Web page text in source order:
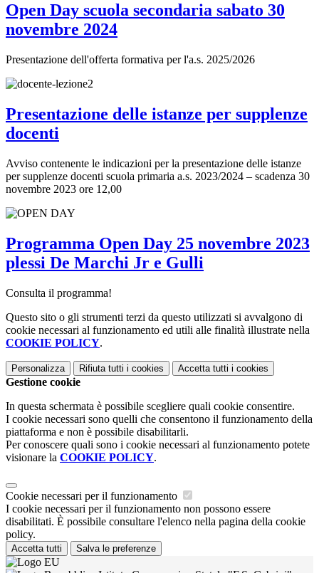
Open Day scuola secondaria sabato 30
novembre 2024
Presentazione dell'offerta formativa per l'a.s. 2025/2026
Presentazione delle istanze per supplenze
docenti
Avviso contenente le indicazioni per la presentazione delle istanze
per supplenze docenti scuola primaria a.s. 2023/2024 – scadenza 30
novembre 2023 ore 12,00
Programma Open Day 25 novembre 2023
plessi De Marchi Jr e Gulli
Consulta il programma!
Questo sito o gli strumenti terzi da questo utilizzati si avvalgono di
cookie necessari al funzionamento ed utili alle finalità illustrate nella
COOKIE POLICY.
Personalizza Rifiuta tutti i cookies Accetta tutti i cookies
Gestione cookie
In questa schermata è possibile scegliere quali cookie consentire.
I cookie necessari sono quelli che consentono il funzionamento della
piattaforma e non è possibile disabilitarli.
Per conoscere quali sono i cookie necessari al funzionamento potete
visionare la COOKIE POLICY.
Cookie necessari per il funzionamento
I cookie necessari per il funzionamento non possono essere
disabilitati. È possibile consultare l'elenco nella pagina della cookie
policy.
Accetta tutti Salva le preferenze